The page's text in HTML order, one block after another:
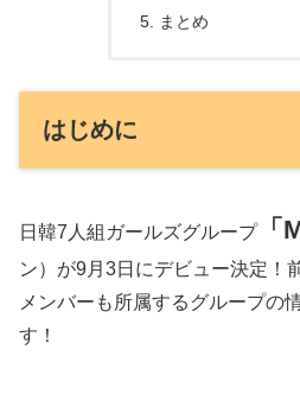
まとめ
はじめに
日韓7人組ガールズグループ「
ン）が9月3日にデビュー決定！
メンバーも所属するグループの
す！